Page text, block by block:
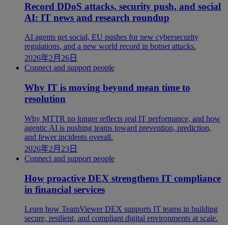
Record DDoS attacks, security push, and social
AI: IT news and research roundup
AI agents get social, EU pushes for new cybersecurity
regulations, and a new world record in botnet attacks.
2026年2月26日
Connect and support people
Why IT is moving beyond mean time to
resolution
Why MTTR no longer reflects real IT performance, and how
agentic AI is pushing teams toward prevention, prediction,
and fewer incidents overall.
2026年2月23日
Connect and support people
How proactive DEX strengthens IT compliance
in financial services
Learn how TeamViewer DEX supports IT teams in building
secure, resilient, and compliant digital environments at scale.